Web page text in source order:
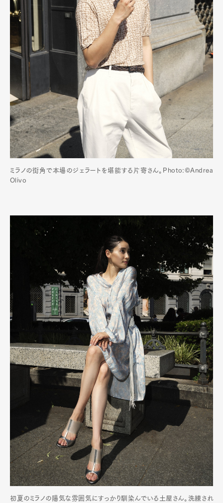
ミラノの街角で本場のジェラートを堪能する片寄さん。Photo:©️Andrea
Olivo
初夏のミラノの陽気な雰囲気にすっかり馴染んでいる土屋さん。洗練され